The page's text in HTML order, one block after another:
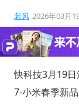
若风 2026年03月
快科技3月19日
7-小米春季新品